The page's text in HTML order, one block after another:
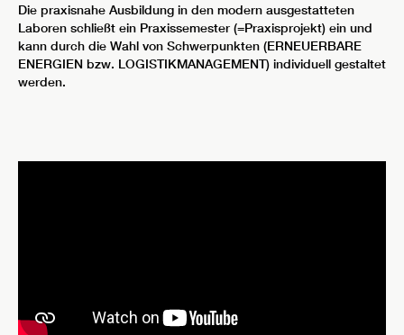
Die praxisnahe Ausbildung in den modern ausgestatteten
Laboren schließt ein Praxissemester (=Praxisprojekt) ein und
kann durch die Wahl von Schwerpunkten (ERNEUERBARE
ENERGIEN bzw. LOGISTIKMANAGEMENT) individuell gestaltet
werden.